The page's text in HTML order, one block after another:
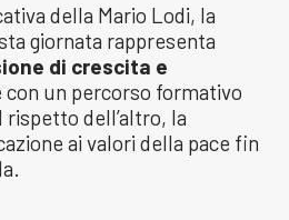
della Mario Lodi, la
giornata rappresenta
di crescita e
con un percorso formativo
dell’altro, la
ai valori della pace fin